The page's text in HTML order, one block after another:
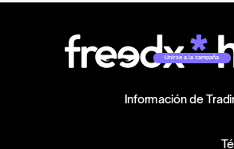
Unirse a la campaña
Información de